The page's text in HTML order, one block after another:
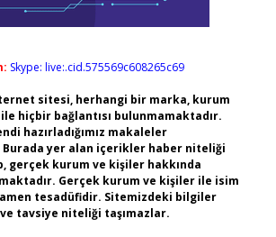
Skype: live:.cid.575569c608265c69
sitesi, herhangi bir marka, kurum
hiçbir bağlantısı bulunmamaktadır.
hazırladığımız makaleler
Burada yer alan içerikler haber niteliği
gerçek kurum ve kişiler hakkında
Gerçek kurum ve kişiler ile isim
tesadüfidir. Sitemizdeki bilgiler
tavsiye niteliği taşımazlar.